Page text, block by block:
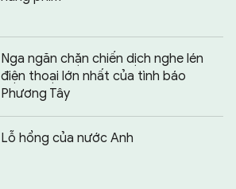
Nga ngăn chặn chiến dịch nghe lén
điện thoại lớn nhất của tình báo
Phương Tây
Lỗ hổng của nước Anh